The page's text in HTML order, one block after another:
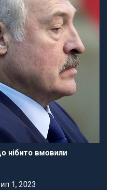
нібито вмовили
1, 2023